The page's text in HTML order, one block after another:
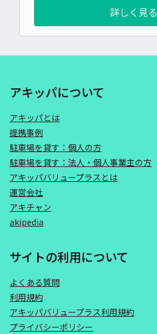
詳しく見る
アキッパについて
アキッパとは
提携事例
駐車場を貸す：個人の方
駐車場を貸す：法人・個人事業主の方
アキッパバリュープラスとは
運営会社
アキチャン
akipedia
サイトの利用について
よくある質問
利用規約
アキッパバリュープラス利用規約
プライバシーポリシー